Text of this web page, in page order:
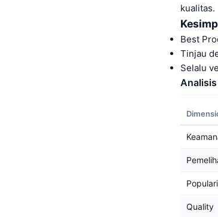
kualitas.
Best
Tinjau
Selalu
Quality